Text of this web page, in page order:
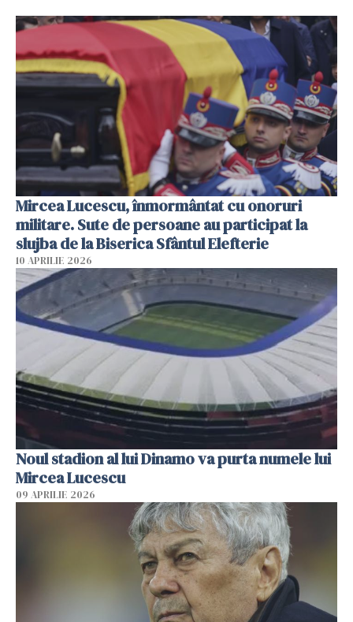
Mircea Lucescu, înmormântat cu onoruri
militare. Sute de persoane au participat la
slujba de la Biserica Sfântul Elefterie
10 APRILIE 2026
Noul stadion al lui Dinamo va purta numele lui
Mircea Lucescu
09 APRILIE 2026